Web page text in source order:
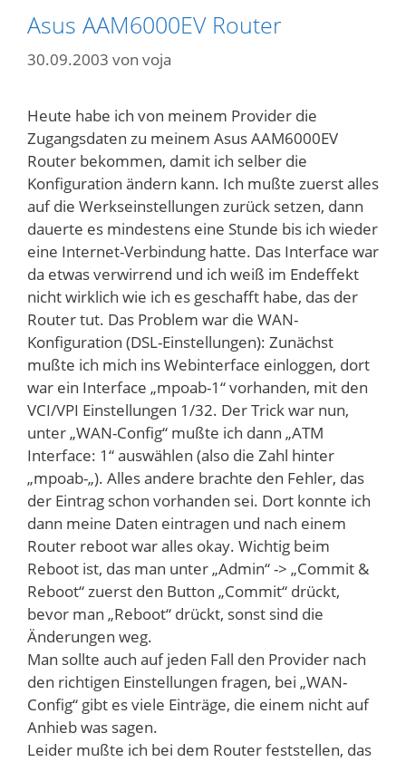
Asus AAM6000EV Router
30.09.2003 von voja
Heute habe ich von meinem Provider die
Zugangsdaten zu meinem Asus AAM6000EV
Router bekommen, damit ich selber die
Konfiguration ändern kann. Ich mußte zuerst alles
auf die Werkseinstellungen zurück setzen, dann
dauerte es mindestens eine Stunde bis ich wieder
eine Internet-Verbindung hatte. Das Interface war
da etwas verwirrend und ich weiß im Endeffekt
nicht wirklich wie ich es geschafft habe, das der
Router tut. Das Problem war die WAN-
Konfiguration (DSL-Einstellungen): Zunächst
mußte ich mich ins Webinterface einloggen, dort
war ein Interface „mpoab-1“ vorhanden, mit den
VCI/VPI Einstellungen 1/32. Der Trick war nun,
unter „WAN-Config“ mußte ich dann „ATM
Interface: 1“ auswählen (also die Zahl hinter
„mpoab-„). Alles andere brachte den Fehler, das
der Eintrag schon vorhanden sei. Dort konnte ich
dann meine Daten eintragen und nach einem
Router reboot war alles okay. Wichtig beim
Reboot ist, das man unter „Admin“ -> „Commit &
Reboot“ zuerst den Button „Commit“ drückt,
bevor man „Reboot“ drückt, sonst sind die
Änderungen weg.
Man sollte auch auf jeden Fall den Provider nach
den richtigen Einstellungen fragen, bei „WAN-
Config“ gibt es viele Einträge, die einem nicht auf
Anhieb was sagen.
Leider mußte ich bei dem Router feststellen, das